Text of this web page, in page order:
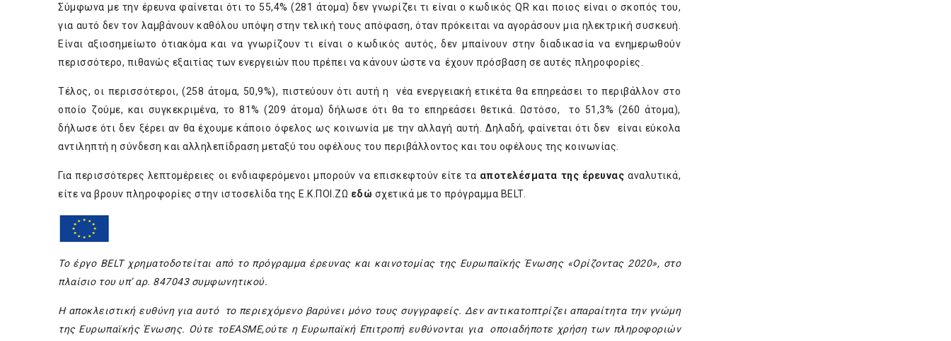
Σύμφωνα με την έρευνα φαίνεται ότι το 55,4% (281 άτομα) δεν γνωρίζει τι είναι ο κωδικός QR και ποιος είναι ο σκοπός του,
για αυτό δεν τον λαμβάνουν καθόλου υπόψη στην τελική τους απόφαση, όταν πρόκειται να αγοράσουν μια ηλεκτρική συσκευή.
Είναι αξιοσημείωτο ότιακόμα και να γνωρίζουν τι είναι ο κωδικός αυτός, δεν μπαίνουν στην διαδικασία να ενημερωθούν
περισσότερο, πιθανώς εξαιτίας των ενεργειών που πρέπει να κάνουν ώστε να έχουν πρόσβαση σε αυτές πληροφορίες.
Τέλος, οι περισσότεροι, (258 άτομα, 50,9%), πιστεύουν ότι αυτή η νέα ενεργειακή ετικέτα θα επηρεάσει το περιβάλλον στο
οποίο ζούμε, και συγκεκριμένα, το 81% (209 άτομα) δήλωσε ότι θα το επηρεάσει θετικά. Ωστόσο, το 51,3% (260 άτομα),
δήλωσε ότι δεν ξέρει αν θα έχουμε κάποιο όφελος ως κοινωνία με την αλλαγή αυτή. Δηλαδή, φαίνεται ότι δεν είναι εύκολα
αντιληπτή η σύνδεση και αλληλεπίδραση μεταξύ του οφέλους του περιβάλλοντος και του οφέλους της κοινωνίας.
Για περισσότερες λεπτομέρειες οι ενδιαφερόμενοι μπορούν να επισκεφτούν είτε τα αποτελέσματα της έρευνας αναλυτικά,
είτε να βρουν πληροφορίες στην ιστοσελίδα της Ε.Κ.ΠΟΙ.ΖΩ εδώ σχετικά με το πρόγραμμα BELT.
Το έργο BELT χρηματοδοτείται από το πρόγραμμα έρευνας και καινοτομίας της Ευρωπαϊκής Ένωσης «Ορίζοντας 2020», στο
πλαίσιο του υπ’ αρ. 847043 συμφωνητικού.
Η αποκλειστική ευθύνη για αυτό το περιεχόμενο βαρύνει μόνο τους συγγραφείς. Δεν αντικατοπτρίζει απαραίτητα την γνώμη
της Ευρωπαϊκής Ένωσης. Ούτε τοEASME,ούτε η Ευρωπαϊκή Επιτροπή ευθύνονται για οποιαδήποτε χρήση των πληροφοριών